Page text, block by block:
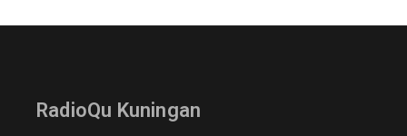
RadioQu Kuningan